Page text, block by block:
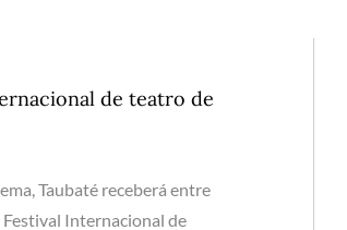
de teatro de
Taubaté receberá entre
Festival Internacional de